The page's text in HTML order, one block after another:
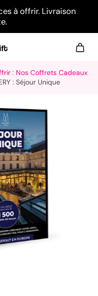
à offrir. Livraison
: Nos Coffrets Cadeaux
: Séjour Unique